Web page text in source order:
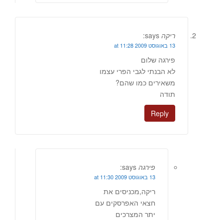
ריקה says:
13 באוגוסט 2009 at 11:28
פירגה שלום
לא הבנתי לגבי הפרי עצמו
משאירים כמו שהם?
תודה
Reply
פירגה says:
13 באוגוסט 2009 at 11:30
ריקה,מכניסים את
חצאי האפרסקים עם
יתר המצרכים